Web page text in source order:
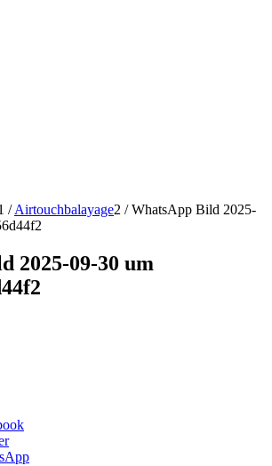
/ Airtouchbalayage2 / WhatsApp Bild 2025-
2025-09-30 um